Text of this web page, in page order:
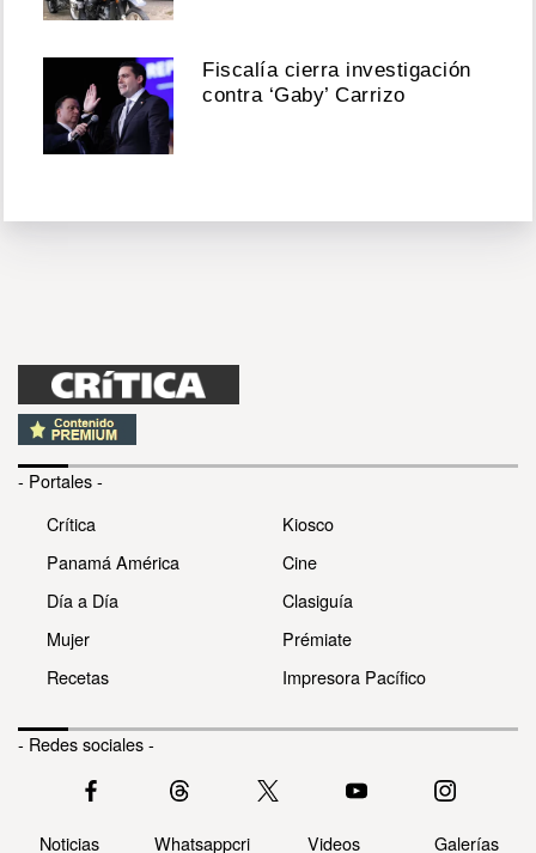
Fiscalía cierra investigación
contra ‘Gaby’ Carrizo
- Portales -
Crítica
Panamá América
Día a Día
Mujer
Recetas
Kiosco
Cine
Clasiguía
Prémiate
Impresora Pacífico
- Redes sociales -
Noticias Whatsappcri Videos Galerías